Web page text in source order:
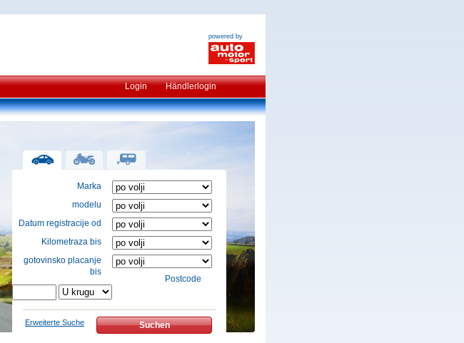
powered by
Login Händlerlogin
Marka
modelu
Datum registracije od
Kilometraza bis
gotovinsko placanje
bis
Postcode
Erweiterte Suche